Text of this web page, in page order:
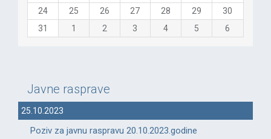
24
25 26 27 28 29
30
31
1 2 3 4 5 6
Javne rasprave
25.10.2023
Poziv za javnu raspravu 20.10.2023.godine